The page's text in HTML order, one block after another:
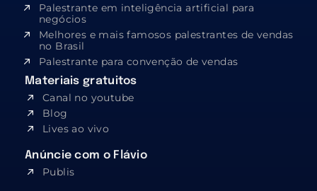
Palestrante em inteligência artificial para
negócios
Melhores e mais famosos palestrantes de vendas
no Brasil
Palestrante para convenção de vendas
Materiais gratuitos
Canal no youtube
Blog
Lives ao vivo
Anúncie com o Flávio
Publis